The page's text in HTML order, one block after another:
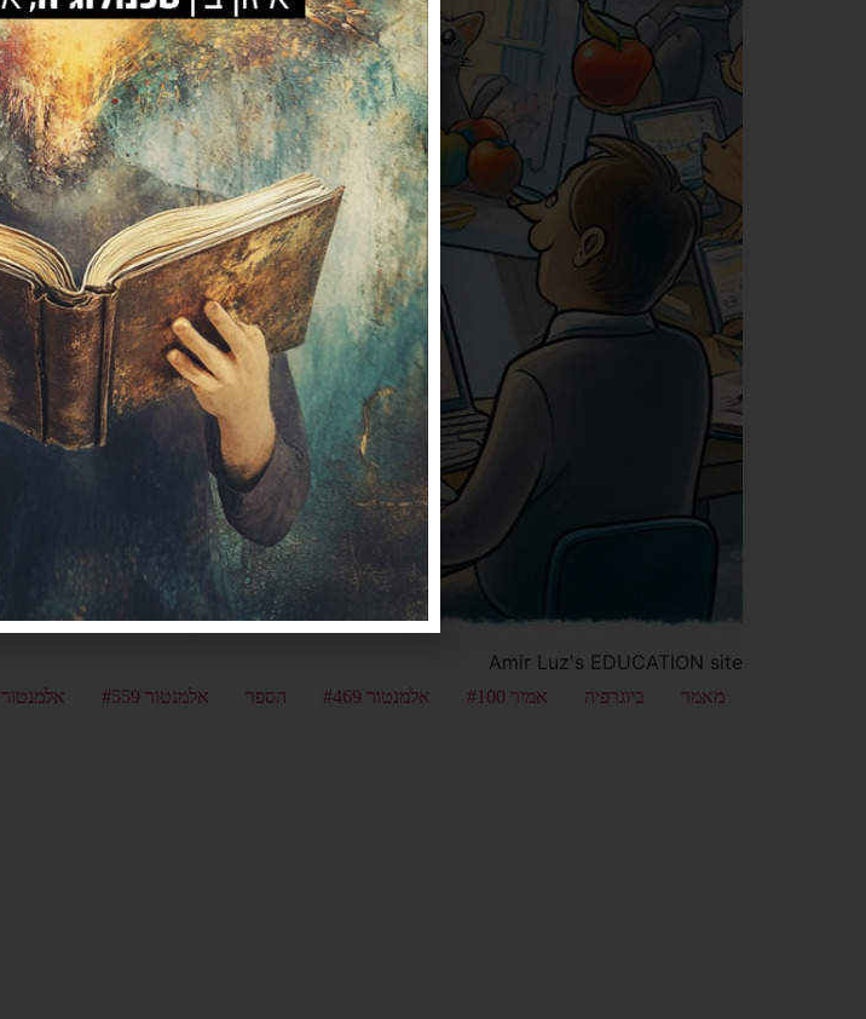
Amir Luz's EDUCATION site
מאמר ביוגרפיה אמיר #100 אלמנטור #469 הספר אלמנטור #559 אלמנטור #845